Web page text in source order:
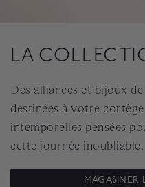
LA
Des alliances et bijoux
destinées à votre
intemporelles pensées
cette journée inoubliable.
MAGASINER